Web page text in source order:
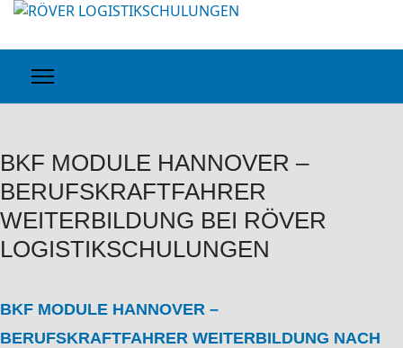
BKF MODULE HANNOVER –
BERUFSKRAFTFAHRER
WEITERBILDUNG BEI RÖVER
LOGISTIKSCHULUNGEN
BKF MODULE HANNOVER –
BERUFSKRAFTFAHRER WEITERBILDUNG NACH